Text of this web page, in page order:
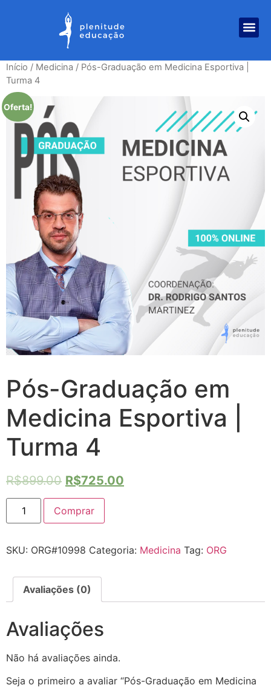
Início / Medicina / Pós-Graduação em Medicina Esportiva |
Turma 4
Oferta!
Pós-Graduação em
Medicina Esportiva |
Turma 4
R$899.00 R$725.00
Comprar
SKU: ORG#10998 Categoria: Medicina Tag: ORG
Avaliações (0)
Avaliações
Não há avaliações ainda.
Seja o primeiro a avaliar “Pós-Graduação em Medicina